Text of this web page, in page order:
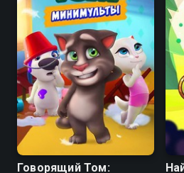
8.5 7.5
Говорящий Том: